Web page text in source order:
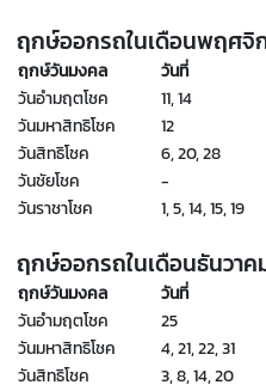
ฤกษ์ออกรถในเดือนพฤศจิ
ฤกษ์วันมงคล
วันที่
วันอำมฤตโชค
11, 14
วันมหาสิทธิโชค
12
วันสิทธิโชค
6, 20, 28
วันชัยโชค
-
วันราชาโชค
1, 5, 14, 15, 19
ฤกษ์ออกรถในเดือนธันวาค
ฤกษ์วันมงคล
วันที่
วันอำมฤตโชค
25
วันมหาสิทธิโชค
4, 21, 22, 31
วันสิทธิโชค
3, 8, 14, 20